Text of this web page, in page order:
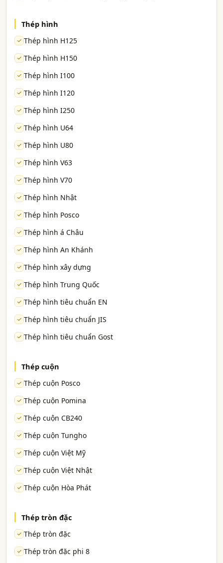
Thép hình
Thép hình H125
Thép hình H150
Thép hình I100
Thép hình I120
Thép hình I250
Thép hình U64
Thép hình U80
Thép hình V63
Thép hình V70
Thép hình Nhật
Thép hình Posco
Thép hình á Châu
Thép hình An Khánh
Thép hình xây dựng
Thép hình Trung Quốc
Thép hình tiêu chuẩn EN
Thép hình tiêu chuẩn JIS
Thép hình tiêu chuẩn Gost
Thép cuộn
Thép cuộn Posco
Thép cuộn Pomina
Thép cuộn CB240
Thép cuộn Tungho
Thép cuộn Việt Mỹ
Thép cuộn Việt Nhật
Thép cuộn Hòa Phát
Thép tròn đặc
Thép tròn đặc
Thép tròn đặc phi 8